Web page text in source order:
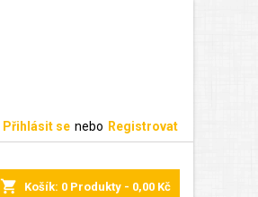
Přihlásit se nebo Registrovat
shopping_cart Košík: 0 Produkty - 0,00 Kč